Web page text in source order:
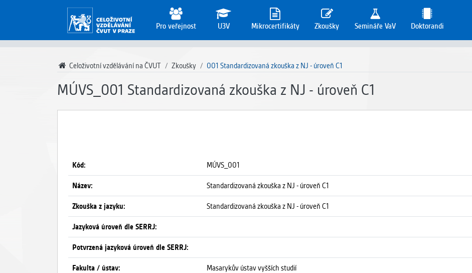
Pro veřejnost U3V Mikrocertifikáty Zkoušky Semináře VaV Doktorandi
Celoživotní vzdělávání na ČVUT Zkoušky 001 Standardizovaná zkouška z NJ - úroveň C1
MÚVS_001 Standardizovaná zkouška z NJ - úroveň C1
Kód: MÚVS_001
Název: Standardizovaná zkouška z NJ - úroveň C1
Zkouška z jazyku: Standardizovaná zkouška z NJ - úroveň C1
Jazyková úroveň dle SERRJ:
Potvrzená jazyková úroveň dle SERRJ:
Fakulta / ústav: Masarykův ústav vyšších studií